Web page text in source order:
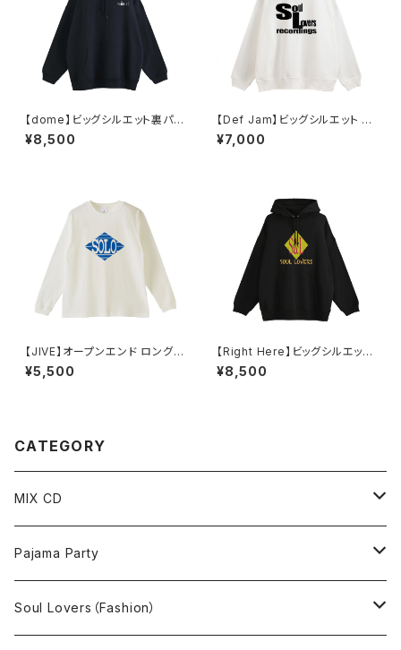
【dome】ビッグシルエット裏パイ
ルPOパーカー（ネイビー）
¥8,500
【Def Jam】ビッグシルエット 裏
パイル スウェット（ホワイト）
¥7,000
【JIVE】オープンエンド ロングス
リーブTシャツ（ナチュラル）
¥5,500
【Right Here】ビッグシルエット
裏パイルPOパーカー（ブラック）
¥8,500
CATEGORY
MIX CD
MIX CD
MP3
Pajama Party
T-shirt
Soul Lovers（Fashion）